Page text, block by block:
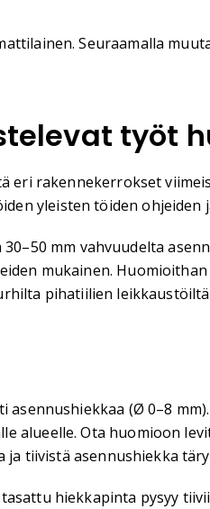
Seuraamalla
työt
eri rakennekerrokset
yleisten töiden ohjeiden
mm vahvuudelta
mukainen.
pihatiilien
(Ø 0–8
alueelle. Ota huomioon
tiivistä asennushiekka
hiekkapinta pysyy